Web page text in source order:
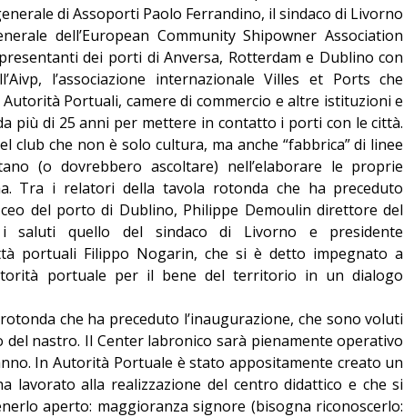
di Assoporti Paolo Ferrandino, il sindaco di Livorno
dell’European Community Shipowner Association
dei porti di Anversa, Rotterdam e Dublino con
l’associazione internazionale Villes et Ports che
Portuali, camere di commercio e altre istituzioni e
più di 25 anni per mettere in contatto i porti con le città.
club che non è solo cultura, ma anche “fabbrica” di linee
(o dovrebbero ascoltare) nell’elaborare le proprie
Tra i relatori della tavola rotonda che ha preceduto
ceo del porto di Dublino, Philippe Demoulin direttore del
saluti quello del sindaco di Livorno e presidente
portuali Filippo Nogarin, che si è detto impegnato a
portuale per il bene del territorio in un dialogo
che ha preceduto l’inaugurazione, che sono voluti
nastro. Il Center labronico sarà pienamente operativo
In Autorità Portuale è stato appositamente creato un
lavorato alla realizzazione del centro didattico e che si
aperto: maggioranza signore (bisogna riconoscerlo: